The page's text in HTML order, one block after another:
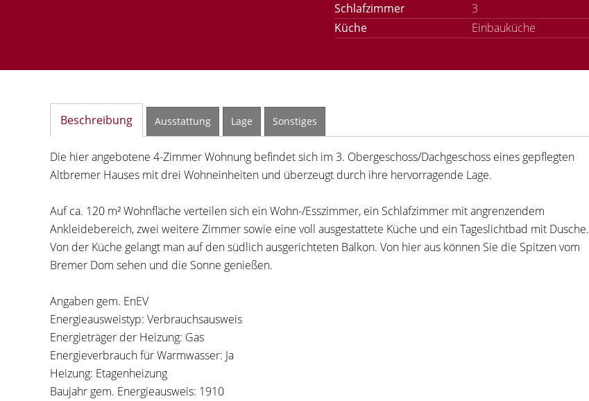
Schlafzimmer
3
Küche
Einbauküche
Beschreibung Ausstattung Lage Sonstiges
Die hier angebotene 4-Zimmer Wohnung befindet sich im 3. Obergeschoss/Dachgeschoss eines gepflegten
Altbremer Hauses mit drei Wohneinheiten und überzeugt durch ihre hervorragende Lage.
Auf ca. 120 m² Wohnfläche verteilen sich ein Wohn-/Esszimmer, ein Schlafzimmer mit angrenzendem
Ankleidebereich, zwei weitere Zimmer sowie eine voll ausgestattete Küche und ein Tageslichtbad mit Dusche.
Von der Küche gelangt man auf den südlich ausgerichteten Balkon. Von hier aus können Sie die Spitzen vom
Bremer Dom sehen und die Sonne genießen.
Angaben gem. EnEV
Energieausweistyp: Verbrauchsausweis
Energieträger der Heizung: Gas
Energieverbrauch für Warmwasser: Ja
Heizung: Etagenheizung
Baujahr gem. Energieausweis: 1910